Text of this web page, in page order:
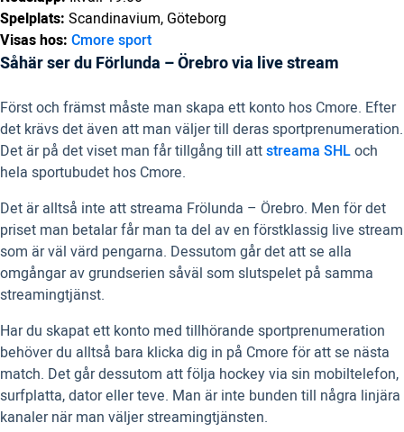
Spelplats: Scandinavium, Göteborg
Visas hos: Cmore sport
Såhär ser du Förlunda – Örebro via live stream
Först och främst måste man skapa ett konto hos Cmore. Efter
det krävs det även att man väljer till deras sportprenumeration.
Det är på det viset man får tillgång till attstreama SHLoch
hela sportubudet hos Cmore.
Det är alltså inte att streama Frölunda – Örebro. Men för det
priset man betalar får man ta del av en förstklassig live stream
som är väl värd pengarna. Dessutom går det att se alla
omgångar av grundserien såväl som slutspelet på samma
streamingtjänst.
Har du skapat ett konto med tillhörande sportprenumeration
behöver du alltså bara klicka dig in på Cmore för att se nästa
match. Det går dessutom att följa hockey via sin mobiltelefon,
surfplatta, dator eller teve. Man är inte bunden till några linjära
kanaler när man väljer streamingtjänsten.